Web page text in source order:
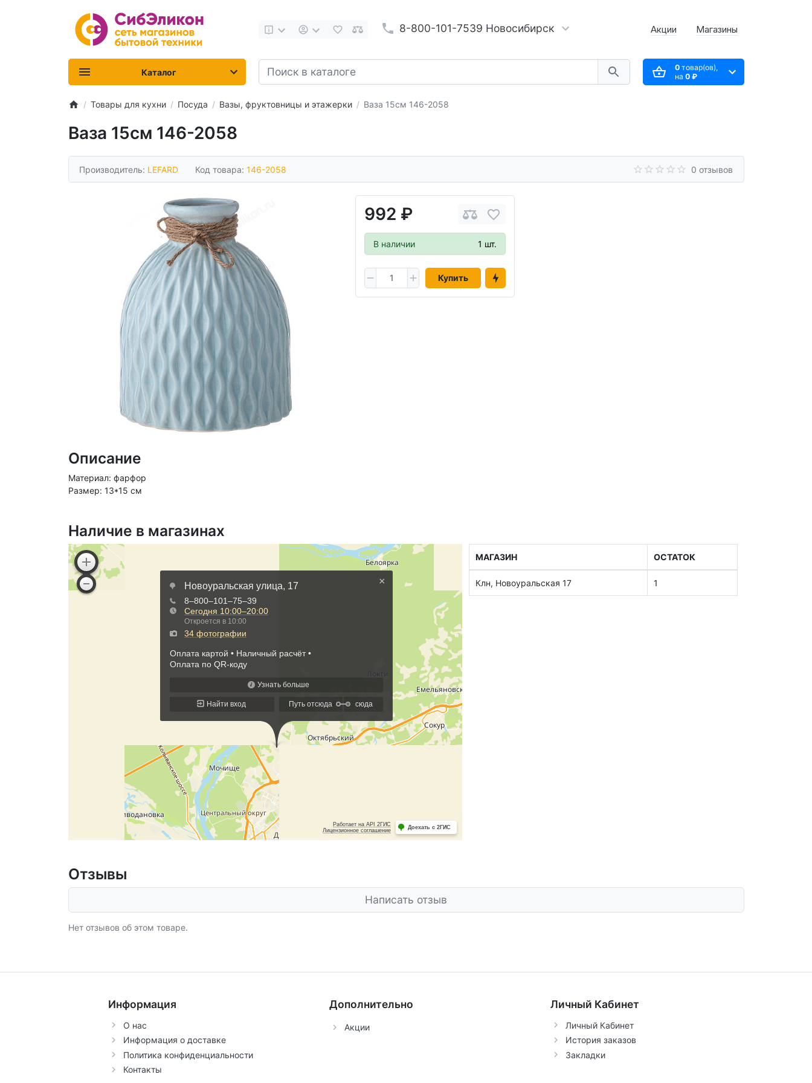
8-800-101-7539 Новосибирск Акции Магазины
0товар(ов),
на 0 ₽
Каталог
Товары для кухни Посуда Вазы, фруктовницы и этажерки Ваза 15см 146-2058
Ваза 15см 146-2058
Производитель: LEFARD Код товара: 146-2058 0 отзывов
992 ₽
В наличии 1 шт.
Купить
Описание
Материал: фарфор
Размер: 13*15 см
Наличие в магазинах
МАГАЗИН ОСТАТОК
Клн, Новоуральская 17 1
Отзывы
Написать отзыв
Нет отзывов об этом товаре.
Информация
О нас
Информация о доставке
Политика конфиденциальности
Контакты
Дополнительно
Акции
Личный Кабинет
Личный Кабинет
История заказов
Закладки